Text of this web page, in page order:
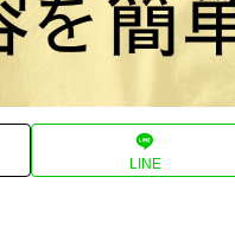
LINE